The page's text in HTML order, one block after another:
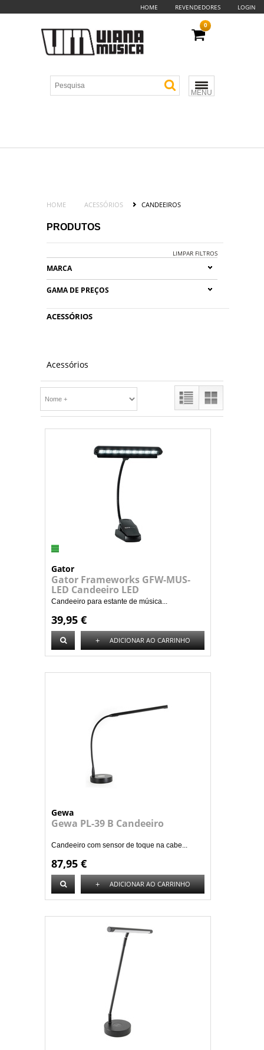
HOME REVENDEDORES LOGIN
MENU
0
HOME ACESSÓRIOS CANDEEIROS
PRODUTOS
LIMPAR FILTROS
MARCA
GAMA DE PREÇOS
ACESSÓRIOS
Acessórios
Gator
Gator Frameworks GFW-MUS-
LED Candeeiro LED
Candeeiro para estante de música...
39,95 €
+ ADICIONAR AO CARRINHO
Gewa
Gewa PL-39 B Candeeiro
Candeeiro com sensor de toque na cabe...
87,95 €
+ ADICIONAR AO CARRINHO